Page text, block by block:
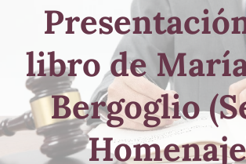
libro de
Bergoglio